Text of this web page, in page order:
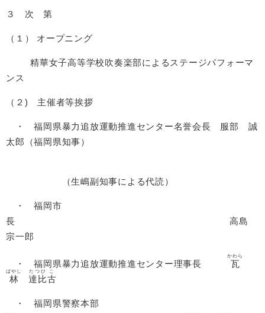
３ 次 第
（１） オープニング
精華女子高等学校吹奏楽部によるステージパフォーマ
ンス
（２) 主催者等挨拶
・ 福岡県暴力追放運動推進センター名誉会長 服部 誠
太郎（福岡県知事）
（生嶋副知事による代読）
・ 福岡市
長 高島
宗一郎
・ 福岡県暴力追放運動推進センター理事長 瓦
かわら
林
ばやし
達比
たつひ
古
こ
・ 福岡県警察本部